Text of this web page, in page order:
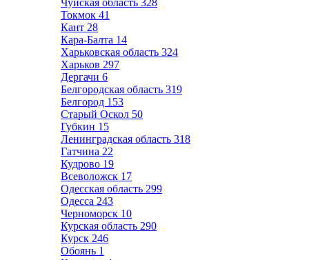
Чуйская область 328
Токмок 41
Кант 28
Кара-Балта 14
Харьковская область 324
Харьков 297
Дергачи 6
Белгородская область 319
Белгород 153
Старый Оскол 50
Губкин 15
Ленинградская область 318
Гатчина 22
Кудрово 19
Всеволожск 17
Одесская область 299
Одесса 243
Черноморск 10
Курская область 290
Курск 246
Обоянь 1